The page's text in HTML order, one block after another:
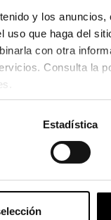
y los
que haga del
con otra
Estadística
GUCCI GG 1664S 001
278,85€
-10€ DTO